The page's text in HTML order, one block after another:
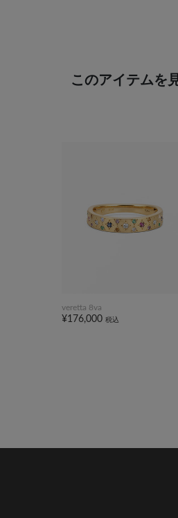
このアイテムを
veretta 8va
¥176,000 税込